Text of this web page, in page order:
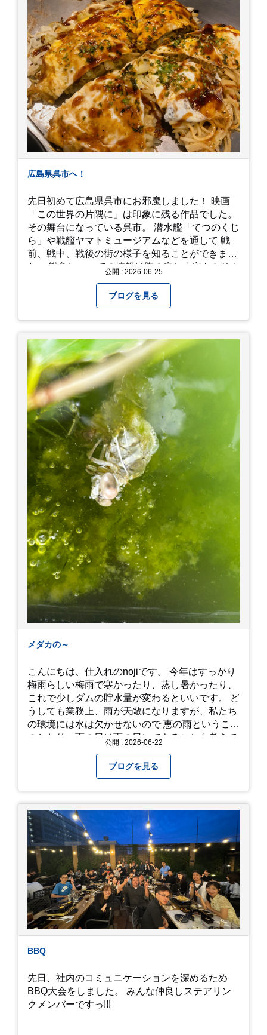
広島県呉市へ！
先日初めて広島県呉市にお邪魔しました！ 映画
「この世界の片隅に」は印象に残る作品でした。
その舞台になっている呉市。 潜水艦「てつのくじ
ら」や戦艦ヤマトミュージアムなどを通して 戦
前、戦中、戦後の街の様子を知ることができまし
た。 戦争についての情報は胸の痛む内容もありま
て本当に良かったです！ そして美味しい物もたく
さん。 写真は地元のスーパーで買った自分へのお
土産たち。 お好み焼きもやっぱり美味しいです
ね！ 広島また遊びに行きたいです♪
公開 : 2026-06-25
ブログを見る
メダカの～
こんにちは、仕入れのnojiです。 今年はすっかり
梅雨らしい梅雨で寒かったり、蒸し暑かったり、
これで少しダムの貯水量が変わるといいです。 ど
うしても業務上、雨が天敵になりますが、私たち
の環境には水は欠かせないので 恵の雨というこば
のとおり、雨の日は雨の日にできることを考えて
になってしまいましたが、お家には代々10年以上
続く ヒメダカがいますが、そのメダカの池にはト
ンボが卵を産んで、ヤゴがいたり、変な虫が いた
りします。ヤゴはメダカを食べてしまうのでほん
とは別にしたいのですが、トンボに かえるところ
が見たくて飼ってみました。 が、途中までかえり
そうでしたが、だめなようでした。 秋にはたくさ
んのトンボが飛んでいますが、自然の中で成虫に
かえるというのは厳しいんだなと 実感しました。
私たち、生かされている以上、一所懸命何かをし
ないともったいないなと メダカのお池のトンボか
ら教えていただきました。
公開 : 2026-06-22
ブログを見る
BBQ
先日、社内のコミュニケーションを深めるため
BBQ大会をしました。 みんな仲良しステアリン
クメンバーですっ!!!